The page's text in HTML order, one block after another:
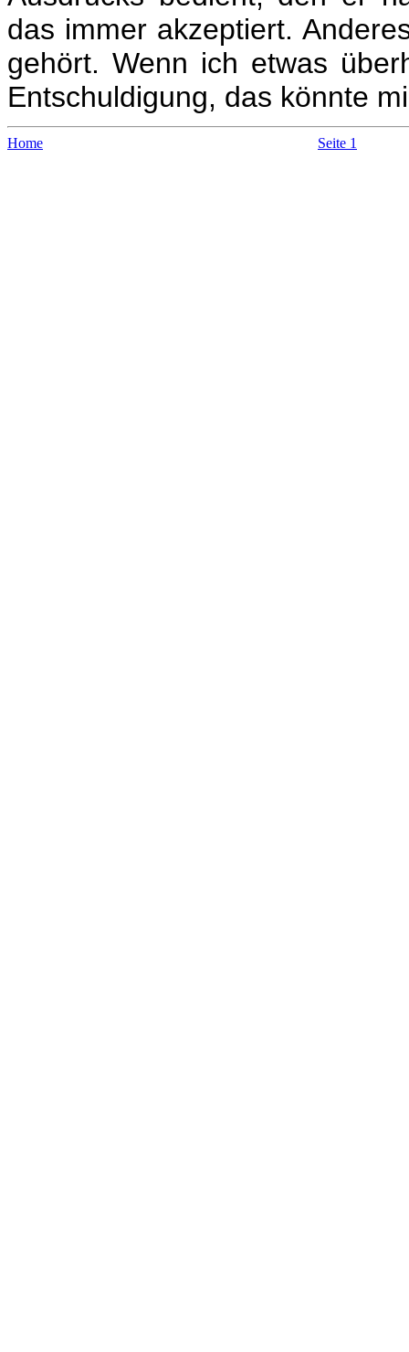
das immer akzeptiert.
gehört. Wenn ich etwas
Entschuldigung, das könnte
Home Seite 1